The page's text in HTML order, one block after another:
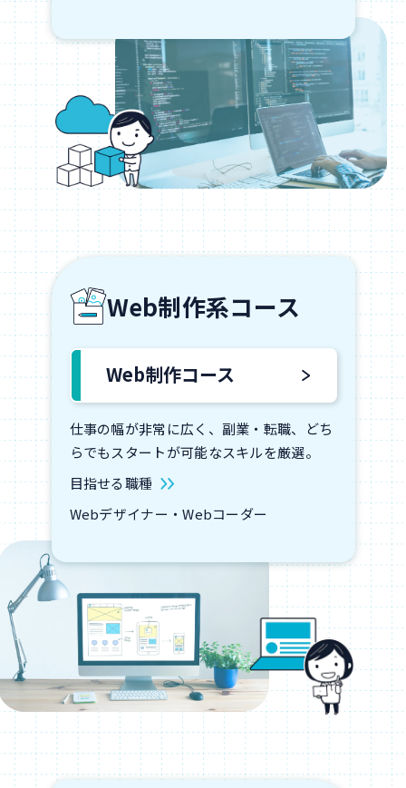
Web制作系コース
Web制作コース
仕事の幅が非常に広く、副業・転職、どち
らでもスタートが可能なスキルを厳選。
目指せる職種
Webデザイナー・Webコーダー